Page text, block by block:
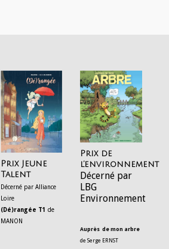
Prix Jeune
Talent
Décerné par Alliance
Loire
(Dé)rangée T1 de
MANON
Prix de
l’environnement
Décerné par
LBG
Environnement
Auprès de mon arbre
de Serge ERNST